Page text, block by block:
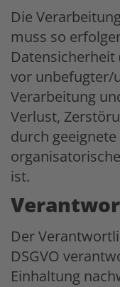
Die
muss so
Datensicherheit
vor unbefugter/
Verarbeitung
Verlust,
durch
ist.
Der
DSGVO
Einhaltung